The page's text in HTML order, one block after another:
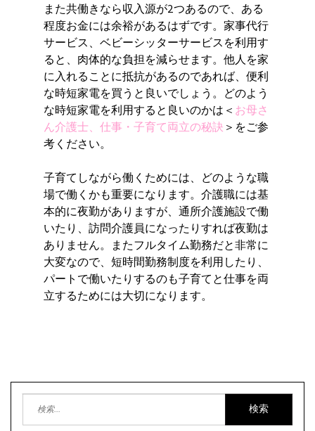
また共働きなら収入源が2つあるので、ある
程度お金には余裕があるはずです。家事代行
サービス、ベビーシッターサービスを利用す
ると、肉体的な負担を減らせます。他人を家
に入れることに抵抗があるのであれば、便利
な時短家電を買うと良いでしょう。どのよう
な時短家電を利用すると良いのかは＜お母さ
ん介護士、仕事・子育て両立の秘訣＞をご参
考ください。
子育てしながら働くためには、どのような職
場で働くかも重要になります。介護職には基
本的に夜勤がありますが、通所介護施設で働
いたり、訪問介護員になったりすれば夜勤は
ありません。またフルタイム勤務だと非常に
大変なので、短時間勤務制度を利用したり、
パートで働いたりするのも子育てと仕事を両
立するためには大切になります。
検